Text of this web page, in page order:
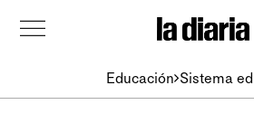
Educación Sistema